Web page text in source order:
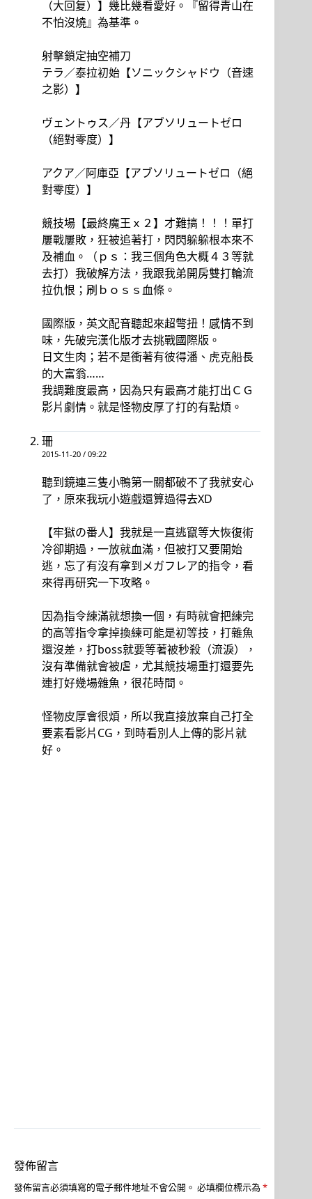
（大回复）】幾比幾看愛好。『留得青山在
不怕沒燒』為基準。
射擊鎖定抽空補刀
テラ／泰拉初始【ソニックシャドウ（音速
之影）】
ヴェントゥス／丹【アブソリュートゼロ
（絕對零度）】
アクア／阿庫亞【アブソリュートゼロ（絕
對零度）】
競技場【最終魔王ｘ２】才難搞！！！單打
屢戰屢敗，狂被追著打，閃閃躲躲根本來不
及補血。（ｐｓ：我三個角色大概４３等就
去打）我破解方法，我跟我弟開房雙打輪流
拉仇恨；刷ｂｏｓｓ血條。
國際版，英文配音聽起來超彆扭！感情不到
味，先破完漢化版才去挑戰國際版。
日文生肉；若不是衝著有彼得潘、虎克船長
的大富翁……
我調難度最高，因為只有最高才能打出ＣＧ
影片劇情。就是怪物皮厚了打的有點煩。
珊
2015-11-20 / 09:22
聽到鏡連三隻小鴨第一關都破不了我就安心
了，原來我玩小遊戲還算過得去XD
【牢獄の番人】我就是一直逃竄等大恢復術
冷卻期過，一放就血滿，但被打又要開始
逃，忘了有沒有拿到メガフレア的指令，看
來得再研究一下攻略。
因為指令練滿就想換一個，有時就會把練完
的高等指令拿掉換練可能是初等技，打雜魚
還沒差，打boss就要等著被秒殺（流淚），
沒有準備就會被虐，尤其競技場重打還要先
連打好幾場雜魚，很花時間。
怪物皮厚會很煩，所以我直接放棄自己打全
要素看影片CG，到時看別人上傳的影片就
好。
發佈留言
發佈留言必須填寫的電子郵件地址不會公開。 必填欄位標示為 *